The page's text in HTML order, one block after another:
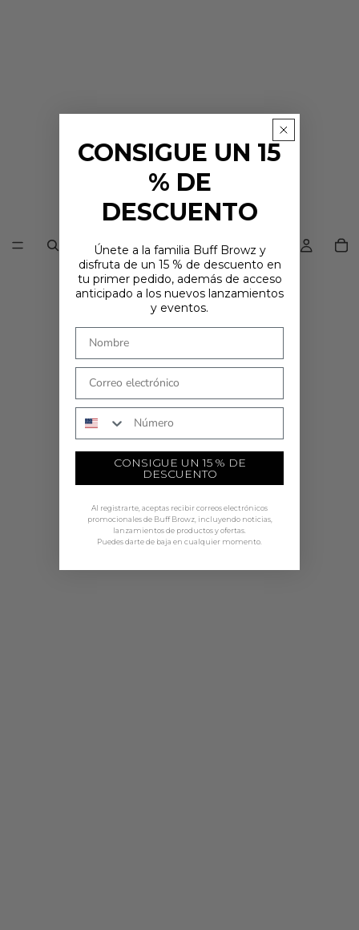
¿ESTÁS EN EL LUGAR CORRECTO?
Parece que estás en
. Elige dónde te gustaría comprar: los precios y
las opciones de envío se actualizarán en función de tu elección.
COMPRAR AHORA
CONSIGUE UN 15
% DE
DESCUENTO
Únete a la familia Buff Browz y
disfruta de un 15 % de descuento en
tu primer pedido, además de acceso
anticipado a los nuevos lanzamientos
y eventos.
CONSIGUE UN 15 % DE
DESCUENTO
Al registrarte, aceptas recibir correos electrónicos
promocionales de Buff Browz, incluyendo noticias,
lanzamientos de productos y ofertas.
Puedes darte de baja en cualquier momento.